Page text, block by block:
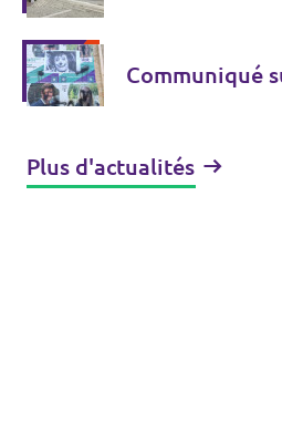
Communiqué
Plus d'actualités